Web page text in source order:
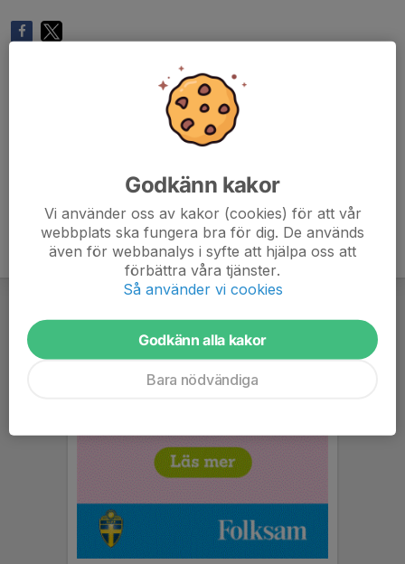
Godkänn kakor
Vi använder oss av kakor (cookies) för att vår
webbplats ska fungera bra för dig. De används
även för webbanalys i syfte att hjälpa oss att
förbättra våra tjänster.
Så använder vi cookies
Godkänn alla kakor
Bara nödvändiga